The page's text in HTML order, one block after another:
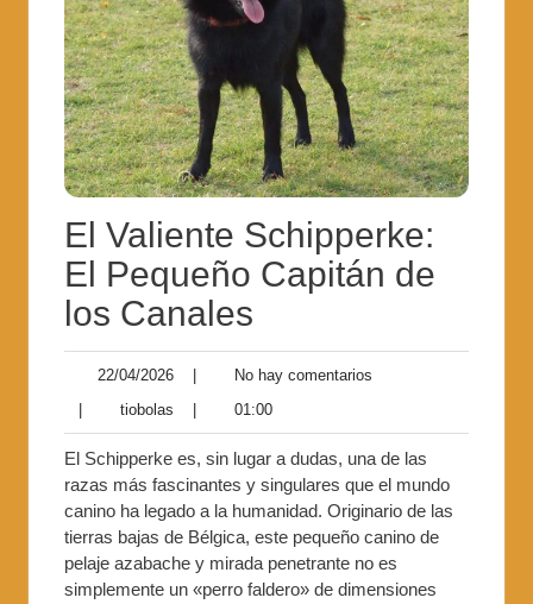
El Valiente Schipperke:
El Pequeño Capitán de
los Canales
22/04/2026
No hay comentarios
tiobolas 01:00
El Schipperke es, sin lugar a dudas, una de las
razas más fascinantes y singulares que el mundo
canino ha legado a la humanidad. Originario de las
tierras bajas de Bélgica, este pequeño canino de
pelaje azabache y mirada penetrante no es
simplemente un «perro faldero» de dimensiones